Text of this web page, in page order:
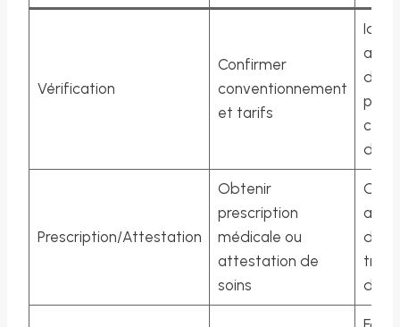
Vérification
Confirmer
conventionnement
et tarifs
du
du
Prescription/Attestation
Obtenir
prescription
médicale ou
attestation de
soins
du